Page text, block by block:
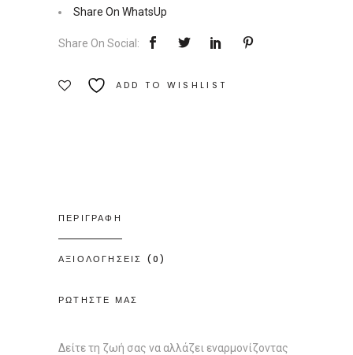
Ήλιου
Εκδόσεις
Ποσότητα
Share On WhatsUp
Share On Social:
ADD TO WISHLIST
ΠΕΡΙΓΡΑΦΗ
ΑΞΙΟΛΟΓΗΣΕΙΣ (0)
ΡΩΤΗΣΤΕ ΜΑΣ
Δείτε τη ζωή σας να αλλάζει εναρμονίζοντας